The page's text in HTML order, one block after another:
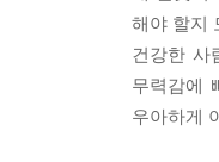
서는 안
미국 대통
하게 된
이미지를
해야 할지
건강한 사
무력감에
우아하게